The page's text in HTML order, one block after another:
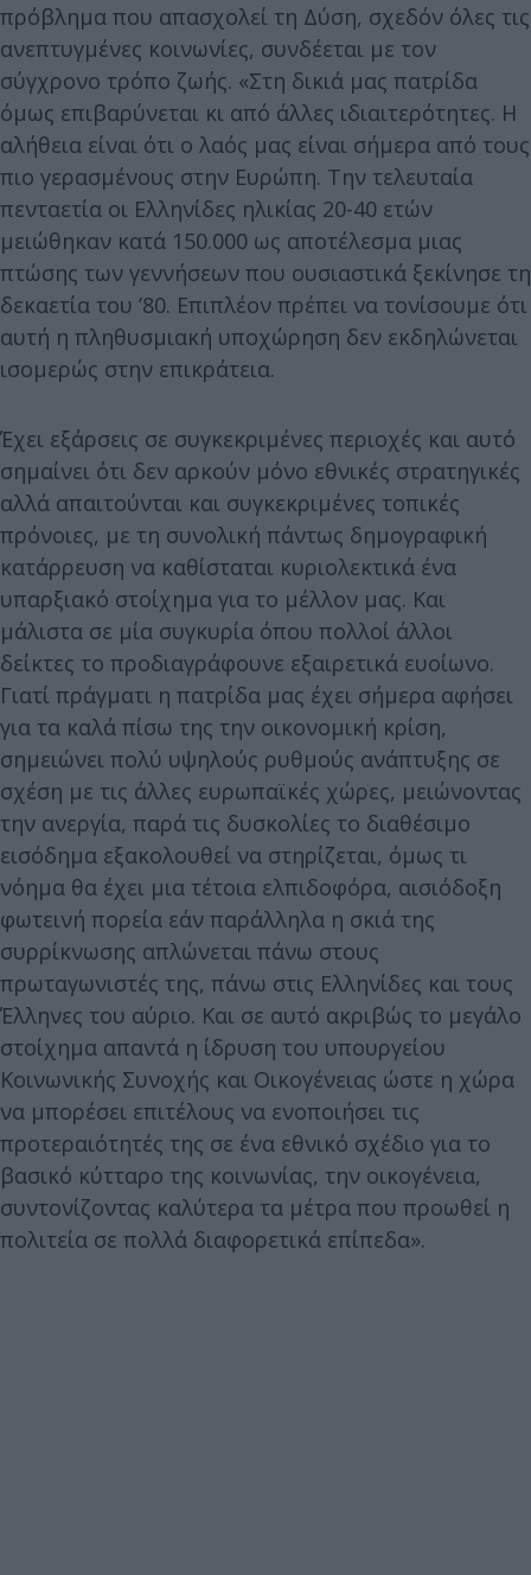
πρόβλημα που απασχολεί τη Δύση, σχεδόν όλες τις
ανεπτυγμένες κοινωνίες, συνδέεται με τον
σύγχρονο τρόπο ζωής. «Στη δικιά μας πατρίδα
όμως επιβαρύνεται κι από άλλες ιδιαιτερότητες. Η
αλήθεια είναι ότι ο λαός μας είναι σήμερα από τους
πιο γερασμένους στην Ευρώπη. Την τελευταία
πενταετία οι Ελληνίδες ηλικίας 20-40 ετών
μειώθηκαν κατά 150.000 ως αποτέλεσμα μιας
πτώσης των γεννήσεων που ουσιαστικά ξεκίνησε τη
δεκαετία του ’80. Επιπλέον πρέπει να τονίσουμε ότι
αυτή η πληθυσμιακή υποχώρηση δεν εκδηλώνεται
ισομερώς στην επικράτεια.
Έχει εξάρσεις σε συγκεκριμένες περιοχές και αυτό
σημαίνει ότι δεν αρκούν μόνο εθνικές στρατηγικές
αλλά απαιτούνται και συγκεκριμένες τοπικές
πρόνοιες, με τη συνολική πάντως δημογραφική
κατάρρευση να καθίσταται κυριολεκτικά ένα
υπαρξιακό στοίχημα για το μέλλον μας. Και
μάλιστα σε μία συγκυρία όπου πολλοί άλλοι
δείκτες το προδιαγράφουνε εξαιρετικά ευοίωνο.
Γιατί πράγματι η πατρίδα μας έχει σήμερα αφήσει
για τα καλά πίσω της την οικονομική κρίση,
σημειώνει πολύ υψηλούς ρυθμούς ανάπτυξης σε
σχέση με τις άλλες ευρωπαϊκές χώρες, μειώνοντας
την ανεργία, παρά τις δυσκολίες το διαθέσιμο
εισόδημα εξακολουθεί να στηρίζεται, όμως τι
νόημα θα έχει μια τέτοια ελπιδοφόρα, αισιόδοξη
φωτεινή πορεία εάν παράλληλα η σκιά της
συρρίκνωσης απλώνεται πάνω στους
πρωταγωνιστές της, πάνω στις Ελληνίδες και τους
Έλληνες του αύριο. Και σε αυτό ακριβώς το μεγάλο
στοίχημα απαντά η ίδρυση του υπουργείου
Κοινωνικής Συνοχής και Οικογένειας ώστε η χώρα
να μπορέσει επιτέλους να ενοποιήσει τις
προτεραιότητές της σε ένα εθνικό σχέδιο για το
βασικό κύτταρο της κοινωνίας, την οικογένεια,
συντονίζοντας καλύτερα τα μέτρα που προωθεί η
πολιτεία σε πολλά διαφορετικά επίπεδα».